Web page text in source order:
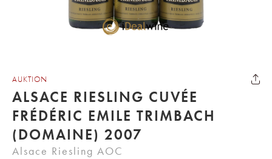
AUKTION
ALSACE RIESLING CUVÉE
FRÉDÉRIC EMILE TRIMBACH
(DOMAINE) 2007
Alsace Riesling AOC